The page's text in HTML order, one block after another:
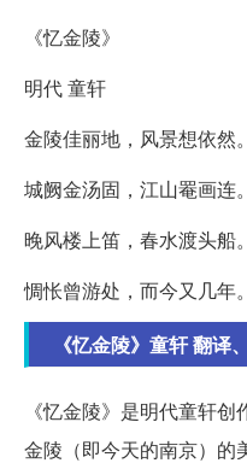
《忆金陵》
明代 童轩
金陵佳丽地，风景想依然。
城阙金汤固，江山罨画连。
晚风楼上笛，春水渡头船。
惆怅曾游处，而今又几年。
《忆金陵》童轩 翻译
《忆金陵》是明代童轩
金陵（即今天的南京）的